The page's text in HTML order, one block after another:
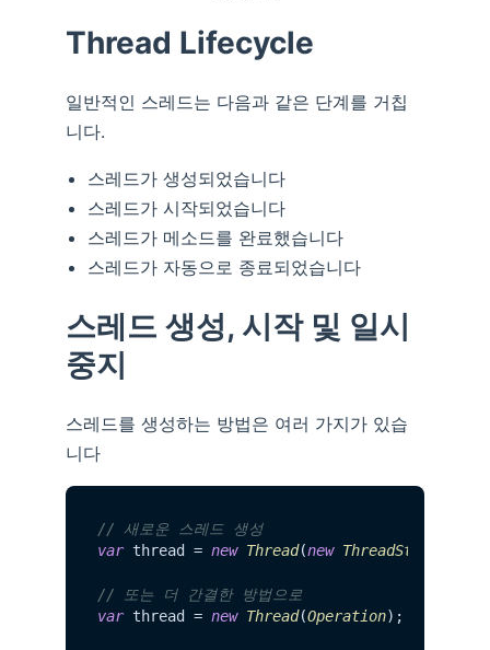
Thread Lifecycle
일반적인 스레드는 다음과 같은 단계를 거칩
니다.
스레드가 생성되었습니다
스레드가 시작되었습니다
스레드가 메소드를 완료했습니다
스레드가 자동으로 종료되었습니다
스레드 생성, 시작 및 일시
중지
스레드를 생성하는 방법은 여러 가지가 있습
니다
// 새로운 스레드 생성
var thread = new Thread(new ThreadStart
// 또는 더 간결한 방법으로
var thread = new Thread(Operation);